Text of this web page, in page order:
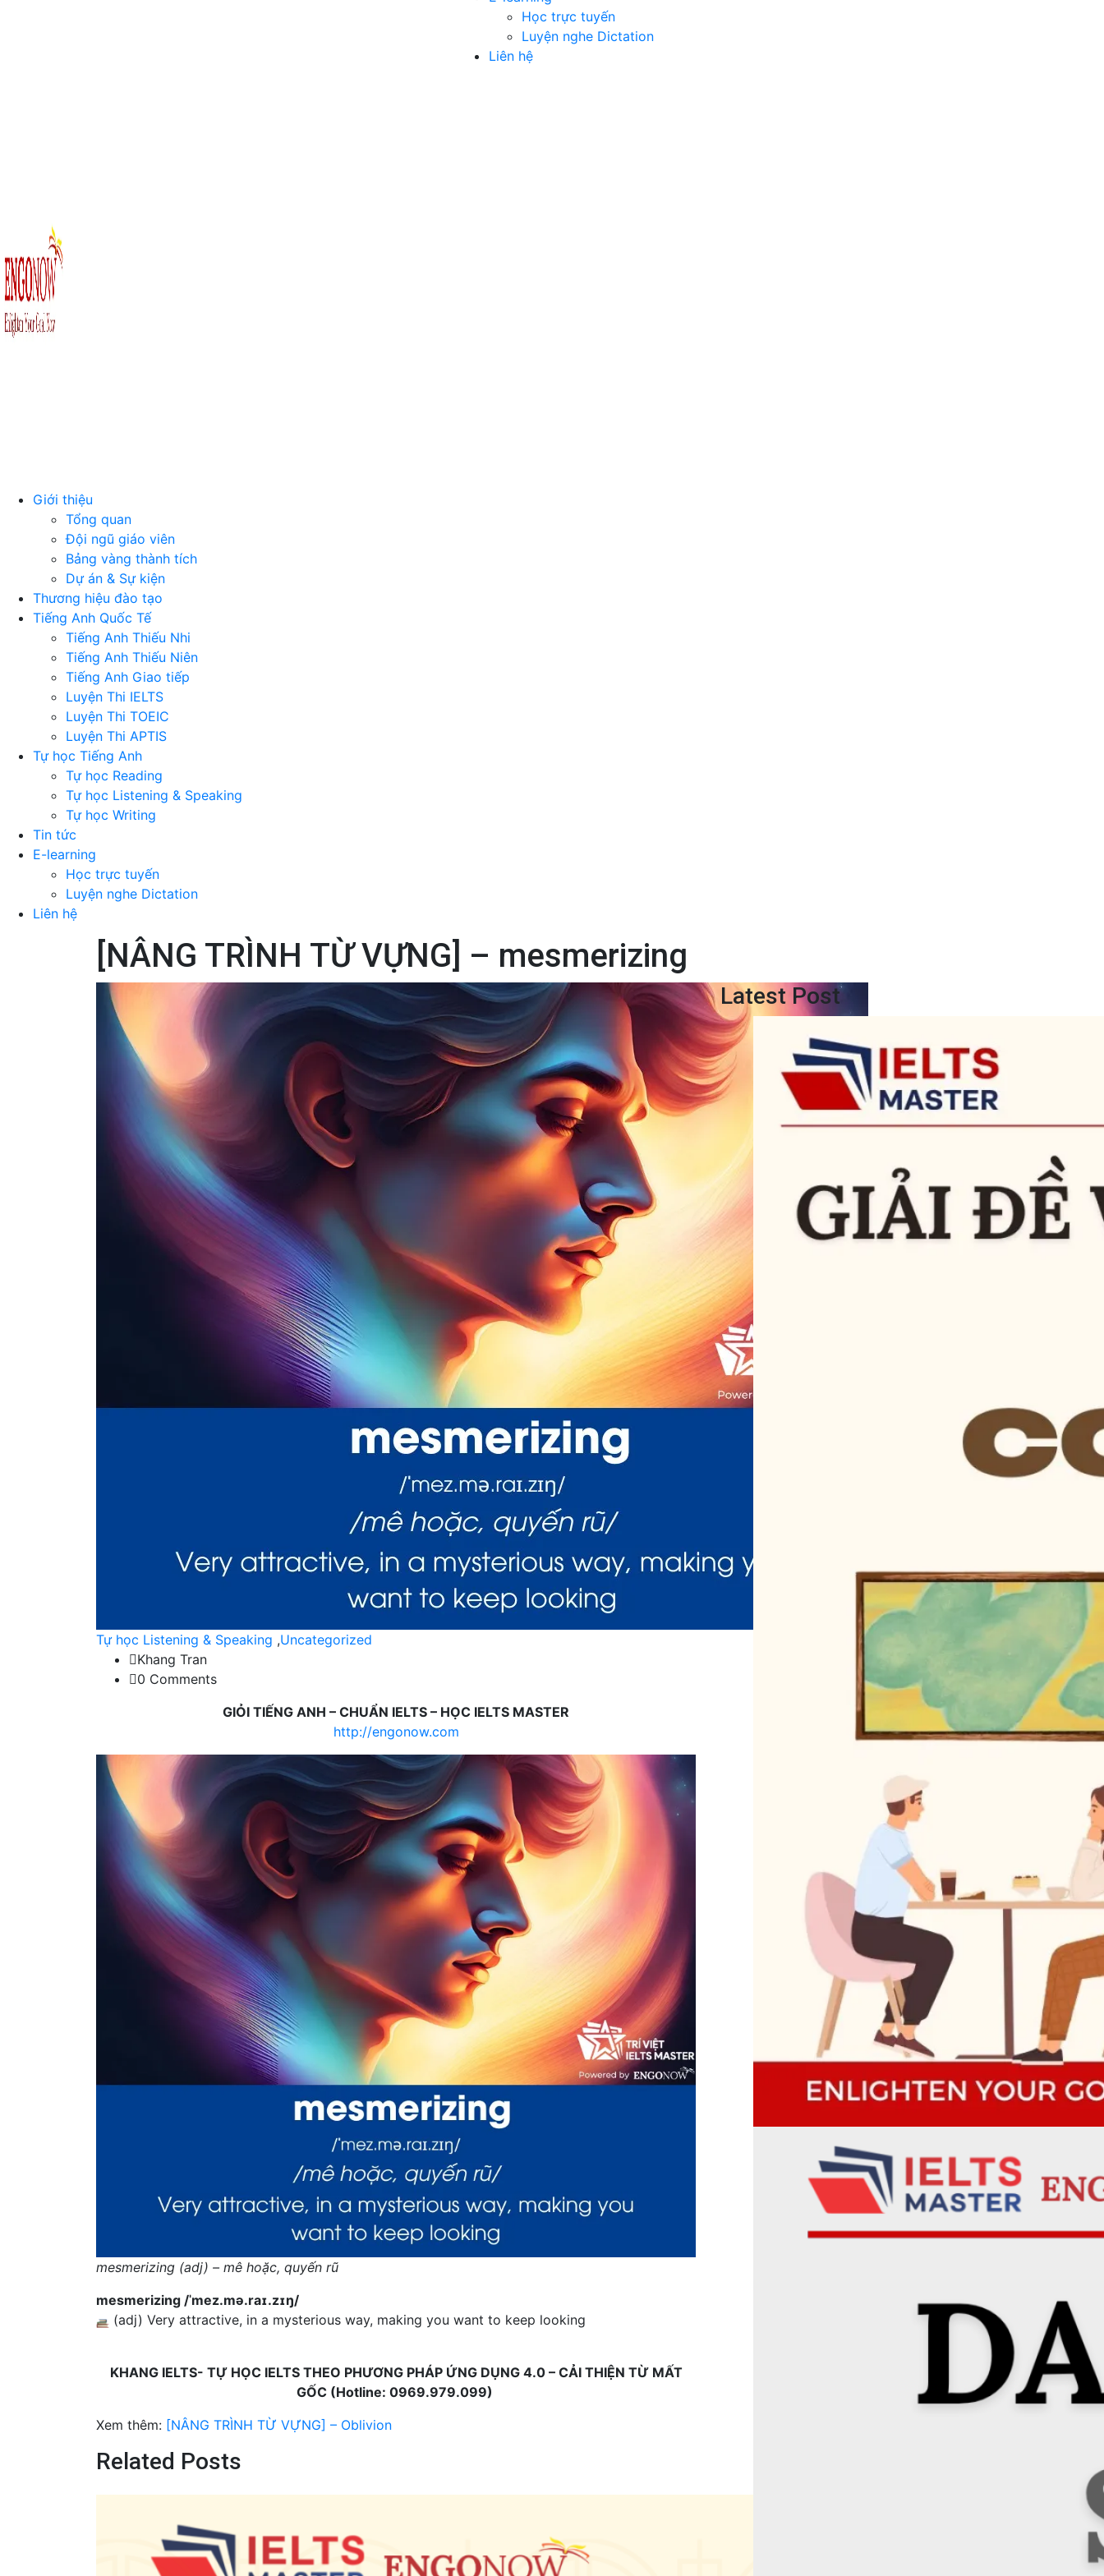
Học trực tuyến
Luyện nghe Dictation
Liên hệ
Giới thiệu
Tổng quan
Đội ngũ giáo viên
Bảng vàng thành tích
Dự án & Sự kiện
Thương hiệu đào tạo
Tiếng Anh Quốc Tế
Tiếng Anh Thiếu Nhi
Tiếng Anh Thiếu Niên
Tiếng Anh Giao tiếp
Luyện Thi IELTS
Luyện Thi TOEIC
Luyện Thi APTIS
Tự học Tiếng Anh
Tự học Reading
Tự học Listening & Speaking
Tự học Writing
Tin tức
E-learning
Học trực tuyến
Luyện nghe Dictation
Liên hệ
[NÂNG TRÌNH TỪ VỰNG] – mesmerizing
Tự học Listening & Speaking ,Uncategorized
Khang Tran
0 Comments
GIỎI TIẾNG ANH – CHUẨN IELTS – HỌC IELTS MASTER
http://engonow.com
mesmerizing (adj) – mê hoặc, quyến rũ
mesmerizing /ˈmez.mə.raɪ.zɪŋ/
(adj) Very attractive, in a mysterious way, making you want to keep looking
KHANG IELTS- TỰ HỌC IELTS THEO PHƯƠNG PHÁP ỨNG DỤNG 4.0 – CẢI THIỆN TỪ MẤT
GỐC (Hotline: 0969.979.099)
Xem thêm: [NÂNG TRÌNH TỪ VỰNG] – Oblivion
Related Posts
Latest Post